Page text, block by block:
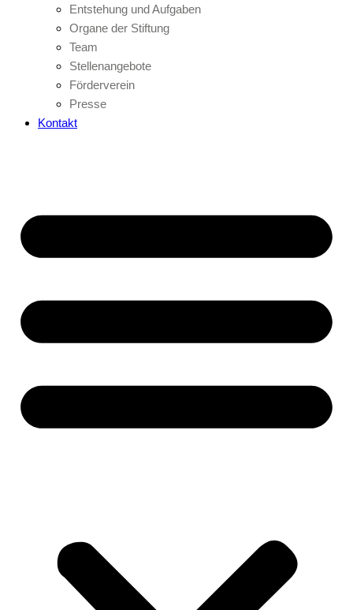
Entstehung und Aufgaben
Organe der Stiftung
Team
Stellenangebote
Förderverein
Presse
Kontakt